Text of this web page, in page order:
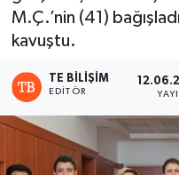
M.Ç.’nin (41)
kavuştu.
TE BILIŞIM
EDITÖR
Haber Arşivi